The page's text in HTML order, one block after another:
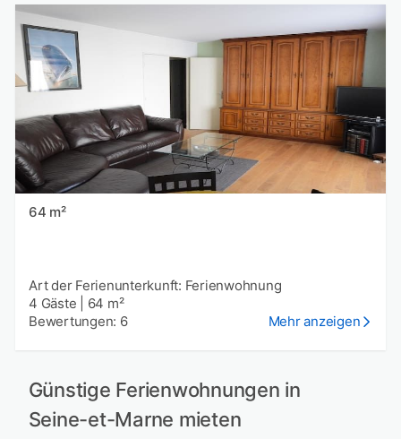
64 m²
Art der Ferienunterkunft: Ferienwohnung
4 Gäste
64 m²
Bewertungen: 6
Mehr anzeigen
Günstige Ferienwohnungen in
Seine-et-Marne mieten